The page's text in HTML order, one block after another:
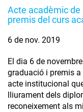
Acte acadèmic
premis del curs
6 de nov. 2019
El dia 6 de
graduació i premis
acte institucional
lliurament dels
reconeixement als